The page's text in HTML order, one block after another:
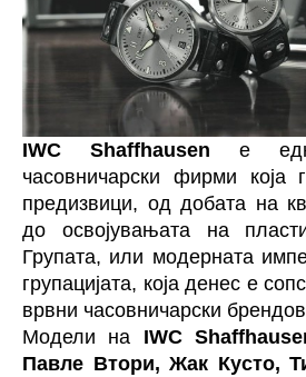
IWC Shaffhausen е
часовничарски фирми која
предизвици, од добата на
до освојувањата на
Групата, или модерната
групацијата, која денес е
врвни часовничарски
Модели на IWC
Павле Втори, Жак Кусто,